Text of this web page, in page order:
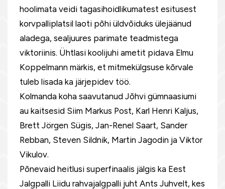
hoolimata veidi tagasihoidlikumatest esitusest
korvpalliplatsil laoti põhi üldvõiduks ülejäänud
aladega, sealjuures parimate teadmistega
viktoriinis. Ühtlasi koolijuhi ametit pidava Elmu
Koppelmann märkis, et mitmekülgsuse kõrvale
tuleb lisada ka järjepidev töö.
Kolmanda koha saavutanud Jõhvi gümnaasiumi
au kaitsesid Siim Markus Post, Karl Henri Kaljus,
Brett Jörgen Sügis, Jan-Renel Saart, Sander
Rebban, Steven Sildnik, Martin Jagodin ja Viktor
Vikulov.
Põnevaid heitlusi superfinaalis jälgis ka Eest
Jalgpalli Liidu rahvajalgpalli juht Ants Juhvelt, kes